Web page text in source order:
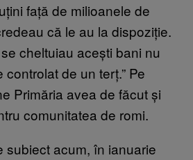
față de milioanele de
că le au la dispoziție.
cheltuiau acești bani nu
de un terț.” Pe
Primăria avea de făcut și
comunitatea de romi.
subiect acum, în ianuarie